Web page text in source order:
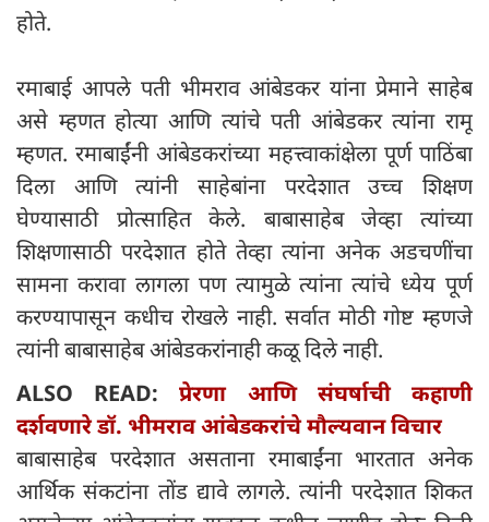
होते.
रमाबाई आपले पती भीमराव आंबेडकर यांना प्रेमाने साहेब
असे म्हणत होत्या आणि त्यांचे पती आंबेडकर त्यांना रामू
म्हणत. रमाबाईंनी आंबेडकरांच्या महत्त्वाकांक्षेला पूर्ण पाठिंबा
दिला आणि त्यांनी साहेबांना परदेशात उच्च शिक्षण
घेण्यासाठी प्रोत्साहित केले. बाबासाहेब जेव्हा त्यांच्या
शिक्षणासाठी परदेशात होते तेव्हा त्यांना अनेक अडचणींचा
सामना करावा लागला पण त्यामुळे त्यांना त्यांचे ध्येय पूर्ण
करण्यापासून कधीच रोखले नाही. सर्वात मोठी गोष्ट म्हणजे
त्यांनी बाबासाहेब आंबेडकरांनाही कळू दिले नाही.
ALSO READ:प्रेरणा आणि संघर्षाची कहाणी
दर्शवणारे डॉ. भीमराव आंबेडकरांचे मौल्यवान विचार
बाबासाहेब परदेशात असताना रमाबाईंना भारतात अनेक
आर्थिक संकटांना तोंड द्यावे लागले. त्यांनी परदेशात शिकत